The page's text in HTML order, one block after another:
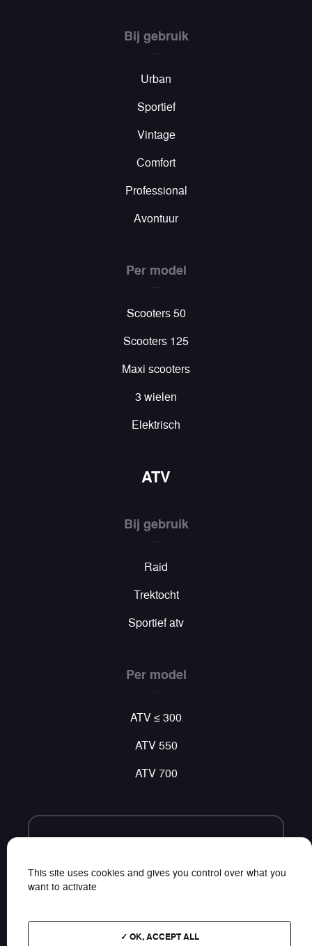
Bij gebruik
Urban
Sportief
Vintage
Comfort
Professional
Avontuur
Per model
Scooters 50
Scooters 125
Maxi scooters
3 wielen
Elektrisch
ATV
Bij gebruik
Raid
Trektocht
Sportief atv
Per model
ATV ≤ 300
ATV 550
ATV 700
Volg ons
This site uses cookies and gives you control over what you
want to activate
OK, ACCEPT ALL